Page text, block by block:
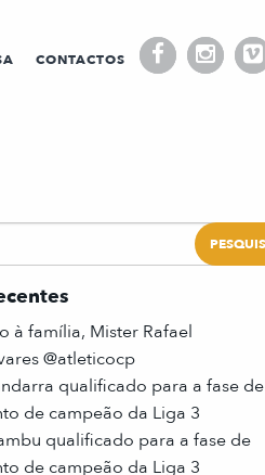
CONTACTOS
à família, Mister Rafael
@atleticocp
qualificado para a fase de
de campeão da Liga 3
qualificado para a fase de
de campeão da Liga 3